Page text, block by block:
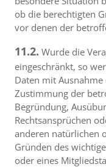
ob die berechtigten
vor denen der
11.2. Wurde die
eingeschränkt, so
Daten mit
Zustimmung der
Begründung,
Rechtsansprüchen
anderen natürlichen
Gründen des
oder eines